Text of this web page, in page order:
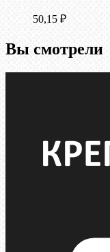
50,15 ₽
Вы смотрели